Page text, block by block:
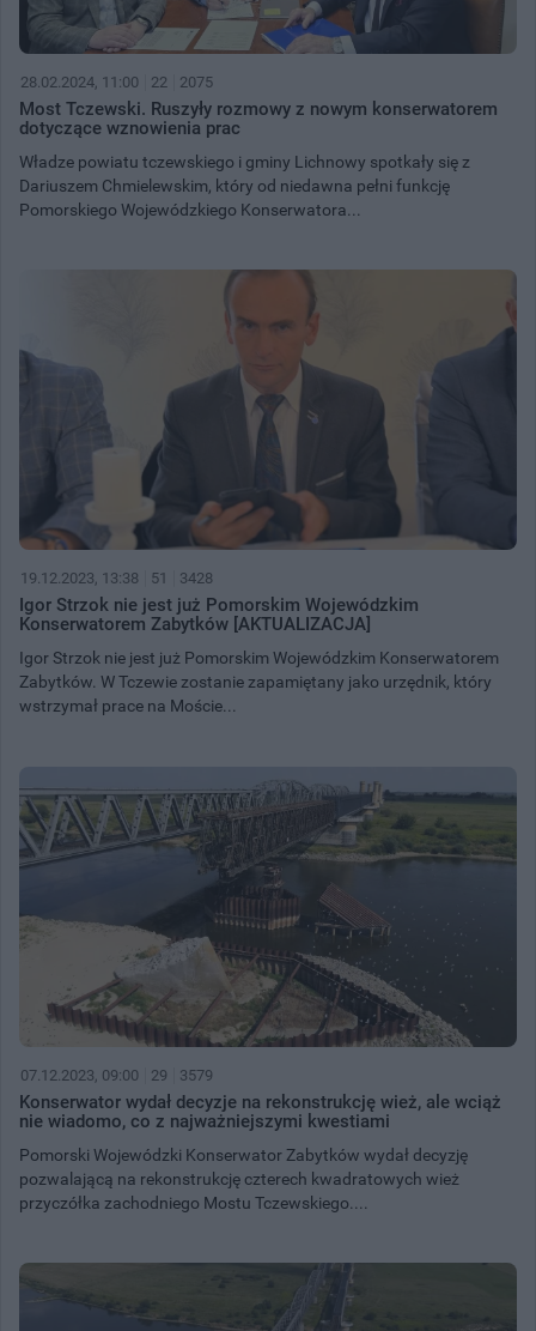
28.02.2024, 11:00 22 2075
Most Tczewski. Ruszyły rozmowy z nowym konserwatorem
dotyczące wznowienia prac
Władze powiatu tczewskiego i gminy Lichnowy spotkały się z
Dariuszem Chmielewskim, który od niedawna pełni funkcję
Pomorskiego Wojewódzkiego Konserwatora...
19.12.2023, 13:38 51 3428
Igor Strzok nie jest już Pomorskim Wojewódzkim
Konserwatorem Zabytków [AKTUALIZACJA]
Igor Strzok nie jest już Pomorskim Wojewódzkim Konserwatorem
Zabytków. W Tczewie zostanie zapamiętany jako urzędnik, który
wstrzymał prace na Moście...
07.12.2023, 09:00 29 3579
Konserwator wydał decyzje na rekonstrukcję wież, ale wciąż
nie wiadomo, co z najważniejszymi kwestiami
Pomorski Wojewódzki Konserwator Zabytków wydał decyzję
pozwalającą na rekonstrukcję czterech kwadratowych wież
przyczółka zachodniego Mostu Tczewskiego....